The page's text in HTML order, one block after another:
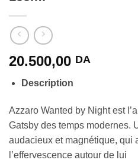
20.500,00 DA
Description
Azzaro Wanted by Night est
Gatsby des temps modernes.
audacieux et magnétique, qui
l’effervescence autour de lui